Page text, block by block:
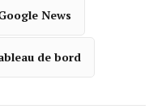
News
de bord